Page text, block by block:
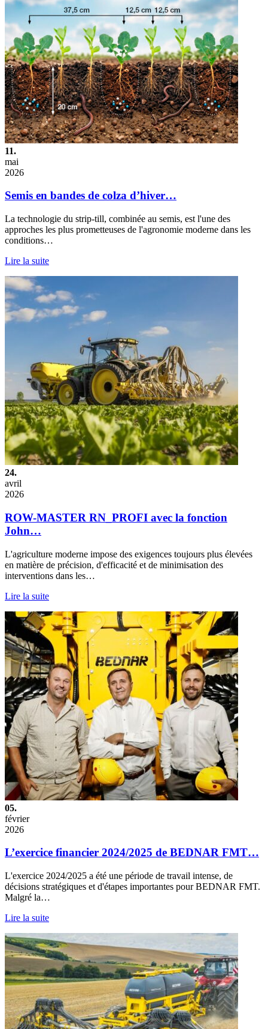
11.
mai
2026
Semis en bandes de colza d’hiver…
La technologie du strip-till, combinée au semis, est l'une des
approches les plus prometteuses de l'agronomie moderne dans les
conditions…
Lire la suite
24.
avril
2026
ROW-MASTER RN_PROFI avec la fonction
John…
L'agriculture moderne impose des exigences toujours plus élevées
en matière de précision, d'efficacité et de minimisation des
interventions dans les…
Lire la suite
05.
février
2026
L’exercice financier 2024/2025 de BEDNAR FMT…
L'exercice 2024/2025 a été une période de travail intense, de
décisions stratégiques et d'étapes importantes pour BEDNAR FMT.
Malgré la…
Lire la suite